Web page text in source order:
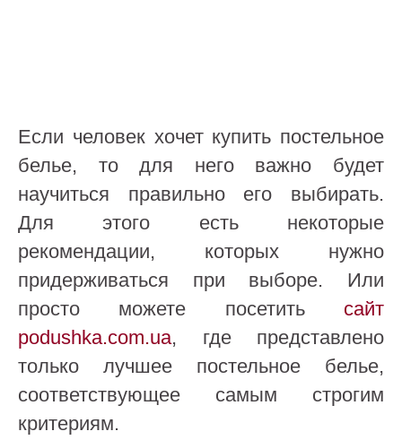
Если человек хочет купить постельное
белье, то для него важно будет
научиться правильно его выбирать.
Для этого есть некоторые
рекомендации, которых нужно
придерживаться при выборе. Или
просто можете посетить сайт
podushka.com.ua, где представлено
только лучшее постельное белье,
соответствующее самым строгим
критериям.